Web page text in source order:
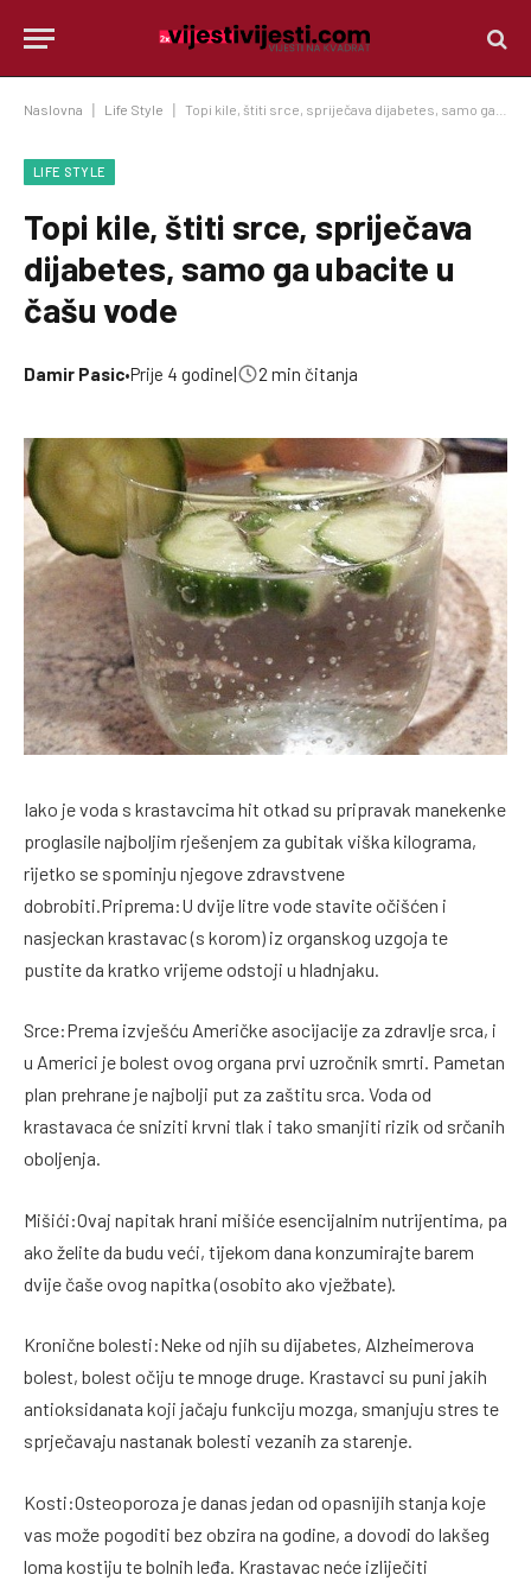
Naslovna Life Style Topi kile, štiti srce, spriječava dijabetes, samo ga ubacite u čašu vode
LIFE STYLE
Topi kile, štiti srce, spriječava
dijabetes, samo ga ubacite u
čašu vode
Damir Pasic•Prije 4 godine| 2 min čitanja
Iako je voda s krastavcima hit otkad su pripravak manekenke
proglasile najboljim rješenjem za gubitak viška kilograma,
rijetko se spominju njegove zdravstvene
dobrobiti.Priprema:U dvije litre vode stavite očišćen i
nasjeckan krastavac (s korom) iz organskog uzgoja te
pustite da kratko vrijeme odstoji u hladnjaku.
Srce:Prema izvješću Američke asocijacije za zdravlje srca, i
u Americi je bolest ovog organa prvi uzročnik smrti. Pametan
plan prehrane je najbolji put za zaštitu srca. Voda od
krastavaca će sniziti krvni tlak i tako smanjiti rizik od srčanih
oboljenja.
Mišići:Ovaj napitak hrani mišiće esencijalnim nutrijentima, pa
ako želite da budu veći, tijekom dana konzumirajte barem
dvije čaše ovog napitka (osobito ako vježbate).
Kronične bolesti:Neke od njih su dijabetes, Alzheimerova
bolest, bolest očiju te mnoge druge. Krastavci su puni jakih
antioksidanata koji jačaju funkciju mozga, smanjuju stres te
sprječavaju nastanak bolesti vezanih za starenje.
Kosti:Osteoporoza je danas jedan od opasnijih stanja koje
vas može pogoditi bez obzira na godine, a dovodi do lakšeg
loma kostiju te bolnih leđa. Krastavac neće izliječiti